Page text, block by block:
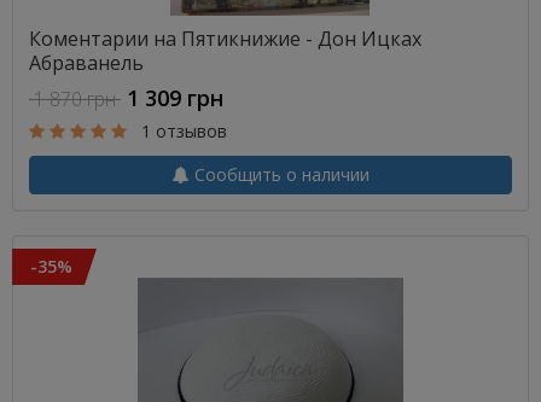
Коментарии на Пятикнижие - Дон Ицках
Абраванель
1 870 грн 1 309 грн
1 отзывов
Сообщить о наличии
-35%